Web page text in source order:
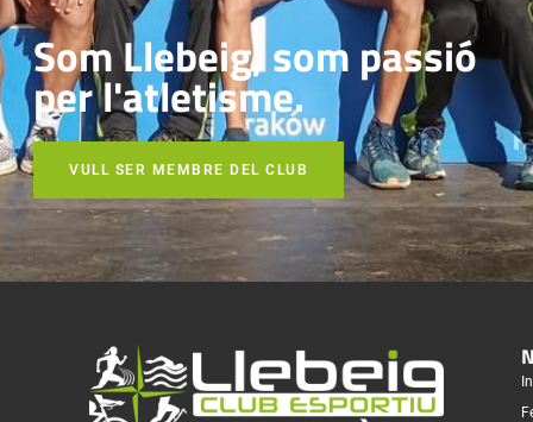
Som Llebeig, som passió
per l'atletisme.
VULL SER MEMBRE DEL CLUB